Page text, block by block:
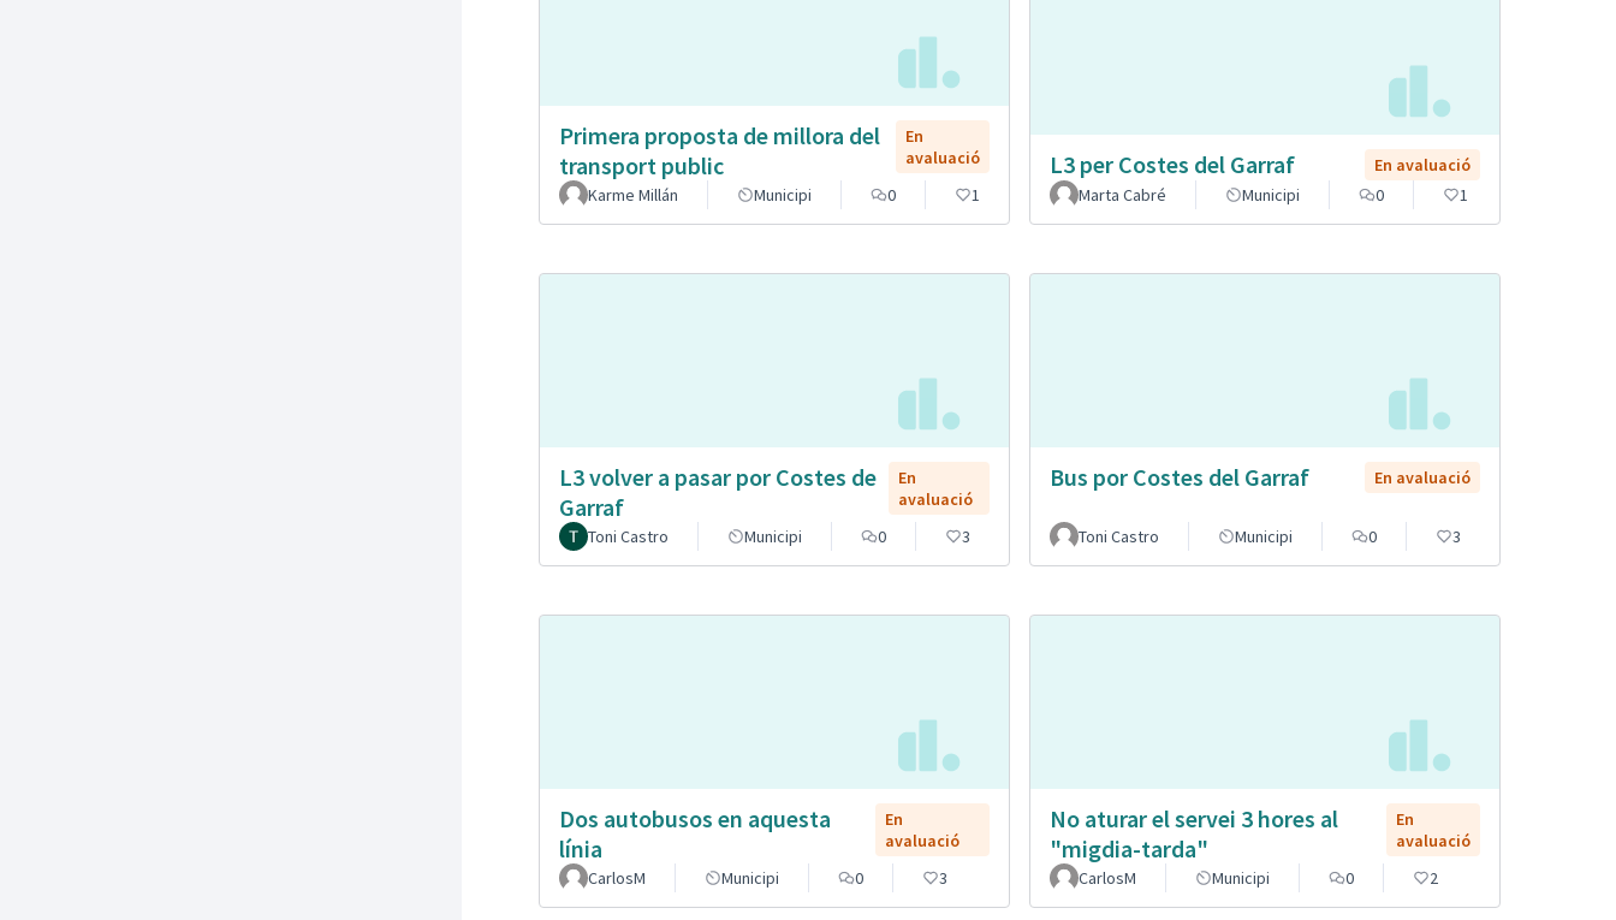
Primera proposta de millora del
transport public
En
avaluació
Karme Millán
Municipi 0 1
L3 per Costes del Garraf
En avaluació
Marta Cabré
Municipi 0 1
L3 volver a pasar por Costes de
Garraf
En
avaluació
Toni Castro
Municipi 0 3
Bus por Costes del Garraf En avaluació
Toni Castro Municipi 0 3
Dos autobusos en aquesta
línia
En
avaluació
CarlosM
Municipi 0 3
No aturar el servei 3 hores al
"migdia-tarda"
En
avaluació
CarlosM
Municipi 0 2